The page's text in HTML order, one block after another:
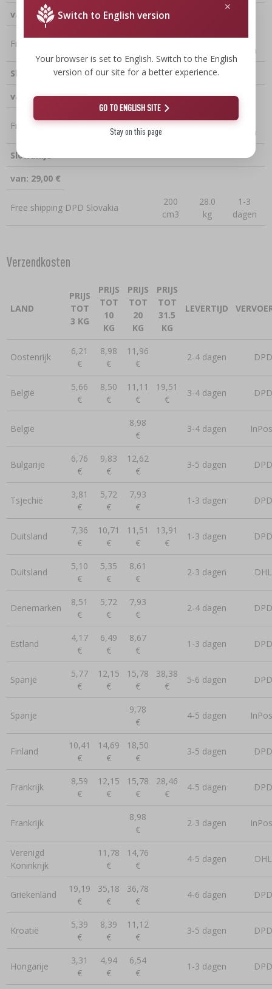
van: 29,00 €
Free shipping DPD Sweden
200
28.0
2-4
dagen
Slovenië
van: 29,00 €
Free shipping DPD Slovenia
200
28.0
1-3
dagen
Slowakije
van: 29,00 €
Free shipping DPD Slovakia
200
cm3
28.0
kg
1-3
dagen
Verzendkosten
LAND
PRIJS
TOT
3 KG
PRIJS
TOT
10
KG
PRIJS
TOT
20
KG
PRIJS
TOT
31.5
KG
LEVERTIJD
Oostenrijk
6,21
€
8,98
€
11,96
€
2-4 dagen DPD
België
5,66
€
8,50
€
11,11
€
19,51
€
3-4 dagen DPD
België
8,98
€
3-4 dagen
Bulgarije
6,76
€
9,83
€
12,62
€
3-5 dagen DPD
Tsjechië
3,81
€
5,72
€
7,93
€
1-3 dagen DPD
Duitsland
7,36
€
10,71
€
11,51
€
13,91
€
1-3 dagen DPD
Duitsland
5,10
€
5,35
€
8,61
€
2-3 dagen DHL
Denemarken
8,51
€
5,72
€
7,93
€
2-4 dagen DPD
Estland
4,17
€
6,49
€
8,67
€
1-3 dagen DPD
Spanje
5,77
€
12,15
€
15,78
€
38,38
€
5-6 dagen DPD
Spanje
9,78
€
4-5 dagen
Finland
10,41
€
14,69
€
18,50
€
3-5 dagen DPD
Frankrijk
8,59
€
12,15
€
15,78
€
28,46
€
4-5 dagen DPD
Frankrijk
8,98
€
2-3 dagen
Verenigd
Koninkrijk
11,78
€
14,76
€
4-5 dagen DHL
Griekenland
19,19
€
35,18
€
36,78
€
4-6 dagen DPD
Kroatië
5,39
€
8,39
€
11,12
€
3-5 dagen DPD
Hongarije
3,31
€
4,94
€
6,54
€
1-3 dagen DPD
Switch to English version
Your browser is set to English. Switch to the English
version of our site for a better experience.
GO TO ENGLISH SITE
Stay on this page